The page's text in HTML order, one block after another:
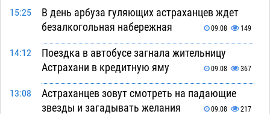
15:25
В день арбуза гуляющих астраханцев ждет
безалкогольная набережная
09.08 149
14:12
Поездка в автобусе загнала жительницу
Астрахани в кредитную яму
09.08 367
13:08
Астраханцев зовут смотреть на падающие
звезды и загадывать желания
09.08 217